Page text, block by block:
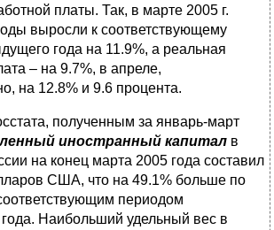
платы. Так, в марте 2005 г.
выросли к соответствующему
года на 11.9%, а реальная
– на 9.7%, в апреле,
на 12.8% и 9.6 процента.
полученным за январь-март
иностранный капитал в
на конец марта 2005 года составил
США, что на 49.1% больше по
периодом
Наибольший удельный вес в